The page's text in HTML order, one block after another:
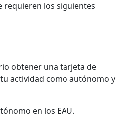
requieren los siguientes
obtener una tarjeta de
actividad como autónomo y
en los EAU.